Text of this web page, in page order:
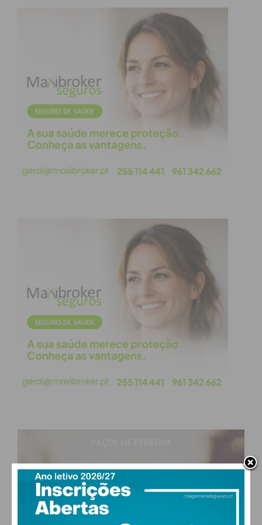
que fazem parte das nossas coletividades. E foi o
profissionalismo de todos que fez com que tivesse
tanto sucesso e logo nós decidimos que era para
continuar e consolidar”, rematou o autarca.
Subscreva a newsletter do
Imediato
Assine nossa newsletter por e-mail e
obtenha de forma regular a informação
atualizada.
Eu li e concordo com os
termos e
17°
clear sky
vento: 0m/s E
MAX 19 • MIN 17